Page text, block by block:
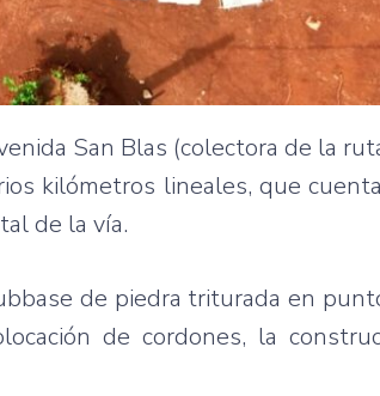
San Blas (colectora de la
kilómetros lineales, que
de la vía.
de piedra triturada en
de cordones, la